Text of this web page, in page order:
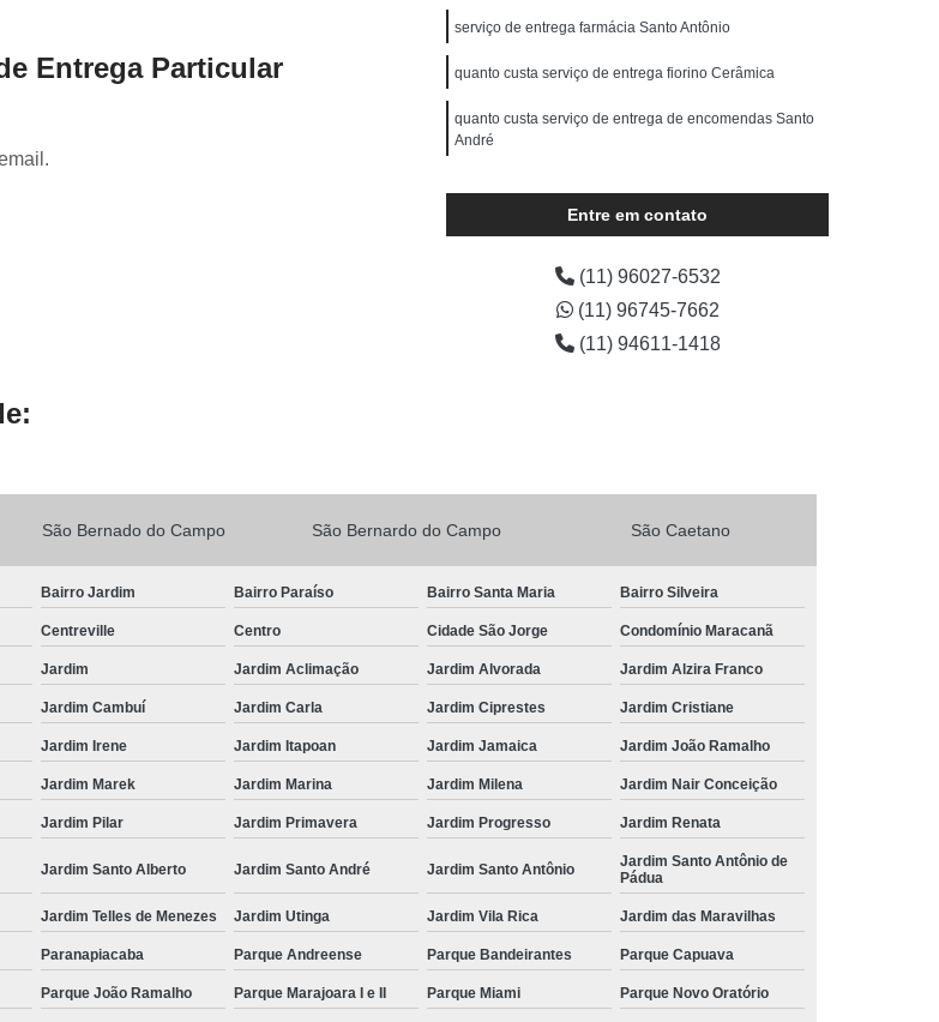
Transportadora de E-commerce
Transportadora de Encomendas
Transportadora de Moto
Transportadora de Objetos
Transportadora para E-commerce
Transporte de Carga em Motocicleta
Transporte de Carga Individual
Entrega Particular
serviço de entrega farmácia Santo Antônio
quanto custa serviço de entrega fiorino Cerâmica
quanto custa serviço de entrega de encomendas Santo
André
Entre em contato
(11) 96027-6532
(11) 96745-7662
(11) 94611-1418
São Bernado do Campo São Bernardo do Campo São Caetano
Bairro Jardim Bairro Paraíso Bairro Santa Maria Bairro Silveira
Centreville Centro Cidade São Jorge Condomínio Maracanã
Jardim Jardim Aclimação Jardim Alvorada Jardim Alzira Franco
Jardim Cambuí Jardim Carla Jardim Ciprestes Jardim Cristiane
Jardim Irene Jardim Itapoan Jardim Jamaica Jardim João Ramalho
Jardim Marek Jardim Marina Jardim Milena Jardim Nair Conceição
Jardim Pilar Jardim Primavera Jardim Progresso Jardim Renata
Jardim Santo Alberto Jardim Santo André Jardim Santo Antônio
Jardim Santo Antônio de
Pádua
Jardim Telles de Menezes Jardim Utinga Jardim Vila Rica Jardim das Maravilhas
Paranapiacaba Parque Andreense Parque Bandeirantes Parque Capuava
Parque João Ramalho Parque Marajoara I e II Parque Miami Parque Novo Oratório